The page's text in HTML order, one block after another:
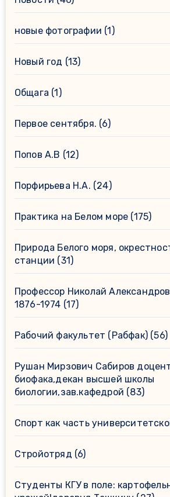
новые фотографии (1)
Новый год (13)
Общага (1)
Первое сентября. (6)
Попов А.В (12)
Порфирьева Н.А. (24)
Практика на Белом море (175)
Природа Белого моря,
станции (31)
Профессор Николай
1876-1974 (17)
Рабочий факультет (Рабфак)(56)
Рушан Мирзович Сабиров
биофака,декан высшей школы
биологии,зав.кафедрой (83)
Спорт как часть
Стройотряд (6)
Студенты КГУ в поле: